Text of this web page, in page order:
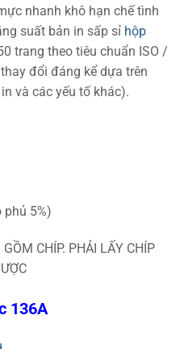
nhanh khô hạn chế tình
suất bản in sấp sỉ hộp
trang theo tiêu chuẩn ISO /
đổi đáng kể dựa trên
và các yếu tố khác).
5%)
CHÍP. PHẢI LẤY CHÍP
136A